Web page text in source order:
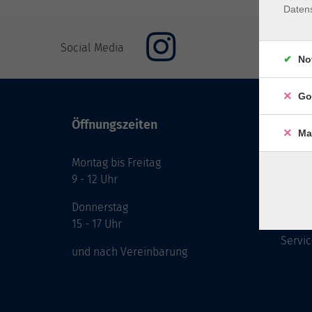
Social Media
Öffnungszeiten
Montag bis Freitag
9 - 12 Uhr
Donnerstag
15 - 17 Uhr
und nach Vereinbarung